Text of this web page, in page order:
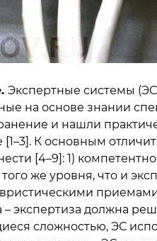
. Экспертные системы
на основе знании
и нашли
К основным
[4–9]: 1)
того же уровня, что и
– экспертиза должна
сложностью, ЭС